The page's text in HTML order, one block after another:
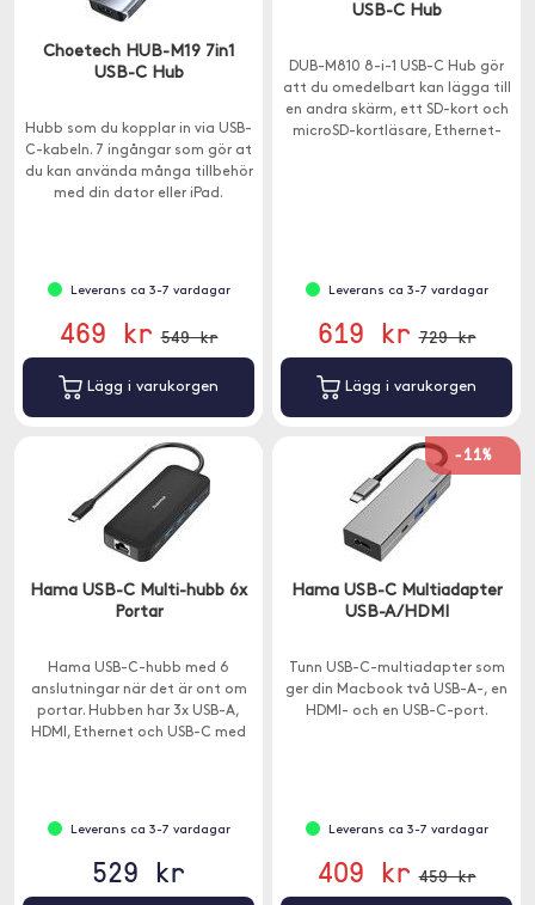
Choetech HUB-M19 7in1
USB-C Hub
Hubb som du kopplar in via USB-
C-kabeln. 7 ingångar som gör at
du kan använda många tillbehör
med din dator eller iPad.
Leverans ca 3-7 vardagar
469 kr 549 kr
Lägg i varukorgen
USB-C Hub
DUB-M810 8-i-1 USB-C Hub gör
att du omedelbart kan lägga till
en andra skärm, ett SD-kort och
microSD-kortläsare, Ethernet-
Leverans ca 3-7 vardagar
619 kr 729 kr
Lägg i varukorgen
Hama USB-C Multi-hubb 6x
Portar
Hama USB-C-hubb med 6
anslutningar när det är ont om
portar. Hubben har 3x USB-A,
HDMI, Ethernet och USB-C med
Leverans ca 3-7 vardagar
529 kr
-11%
Hama USB-C Multiadapter
USB-A/HDMI
Tunn USB-C-multiadapter som
ger din Macbook två USB-A-, en
HDMI- och en USB-C-port.
Leverans ca 3-7 vardagar
409 kr 459 kr